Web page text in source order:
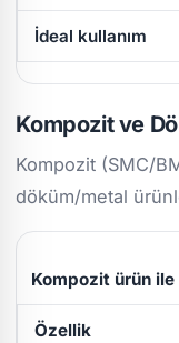
İdeal kullanım
Kompozit ve
Kompozit (SMC/
döküm/metal
Kompozit ürün ile
Özellik